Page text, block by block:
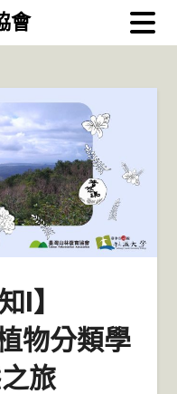
會
I】
物分類學
旅